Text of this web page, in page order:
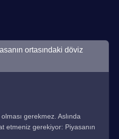
ortasındaki döviz
gerekmez. Aslında
etmeniz gerekiyor: Piyasanın